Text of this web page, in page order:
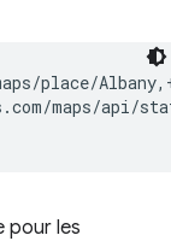
place/
maps/api/
pour les